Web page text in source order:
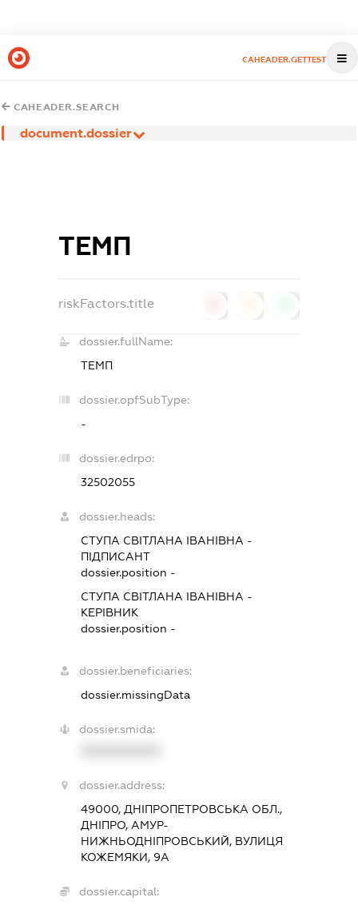
CAHEADER.GETTEST
CAHEADER.SEARCH
document.dossier
ТЕМП
riskFactors.title
dossier.fullName:
ТЕМП
dossier.opfSubType:
-
dossier.edrpo:
32502055
dossier.heads:
СТУПА СВІТЛАНА ІВАНІВНА -
ПІДПИСАНТ
dossier.position -
СТУПА СВІТЛАНА ІВАНІВНА -
КЕРІВНИК
dossier.position -
dossier.beneficiaries:
dossier.missingData
dossier.smida:
dossier.address:
49000, ДНІПРОПЕТРОВСЬКА ОБЛ.,
ДНІПРО, АМУР-
НИЖНЬОДНІПРОВСЬКИЙ, ВУЛИЦЯ
КОЖЕМЯКИ, 9А
dossier.capital: